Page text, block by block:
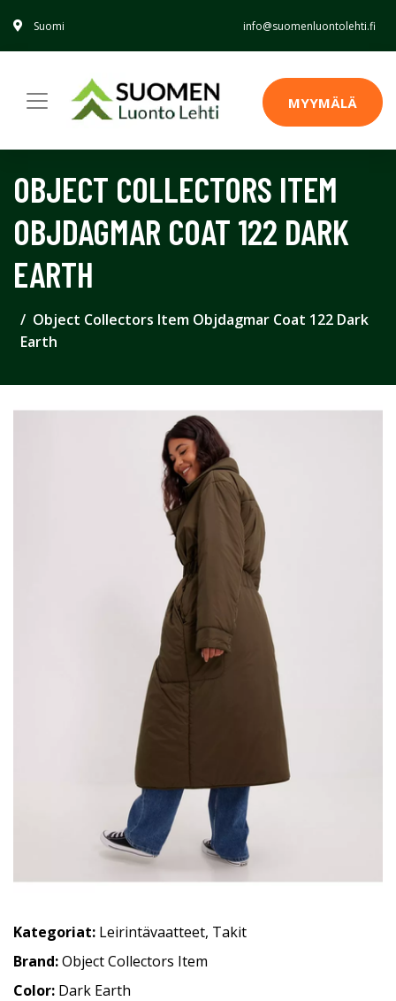
Suomi info@suomenluontolehti.fi
MYYMÄLÄ
OBJECT COLLECTORS ITEM
OBJDAGMAR COAT 122 DARK
EARTH
Object Collectors Item Objdagmar Coat 122 Dark
Earth
Kategoriat: Leirintävaatteet, Takit
Brand:Object Collectors Item
Color: Dark Earth